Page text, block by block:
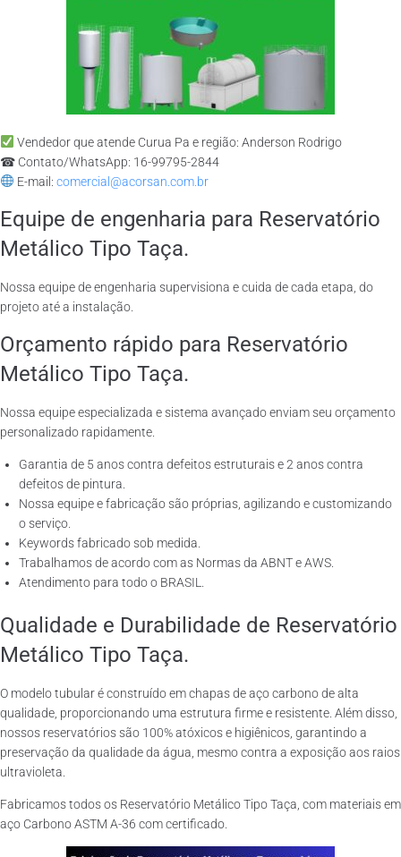
Vendedor que atende Curua Pa e região: Anderson Rodrigo
☎ Contato/WhatsApp: 16-99795-2844
E-mail: comercial@acorsan.com.br
Equipe de engenharia para Reservatório
Metálico Tipo Taça.
Nossa equipe de engenharia supervisiona e cuida de cada etapa, do
projeto até a instalação.
Orçamento rápido para Reservatório
Metálico Tipo Taça.
Nossa equipe especializada e sistema avançado enviam seu orçamento
personalizado rapidamente.
Garantia de 5 anos contra defeitos estruturais e 2 anos contra
defeitos de pintura.
Nossa equipe e fabricação são próprias, agilizando e customizando
o serviço.
Keywords fabricado sob medida.
Trabalhamos de acordo com as Normas da ABNT e AWS.
Atendimento para todo o BRASIL.
Qualidade e Durabilidade de Reservatório
Metálico Tipo Taça.
O modelo tubular é construído em chapas de aço carbono de alta
qualidade, proporcionando uma estrutura firme e resistente. Além disso,
nossos reservatórios são 100% atóxicos e higiênicos, garantindo a
preservação da qualidade da água, mesmo contra a exposição aos raios
ultravioleta.
Fabricamos todos os Reservatório Metálico Tipo Taça, com materiais em
aço Carbono ASTM A-36 com certificado.